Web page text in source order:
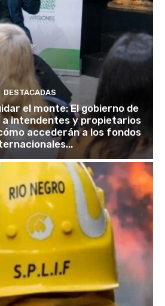
DESTACADAS
el monte: El gobierno de
a intendentes y propietarios
accederán a los fondos